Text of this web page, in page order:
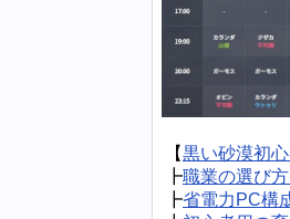
【黒い砂漠初心
┣職業の選び
┣省電力PC構